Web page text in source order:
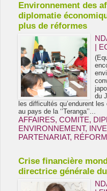
Environnement des
diplomatie
plus de réformes
|
du
les difficultés qu’endurent
au pays de la ‘’Teranga’’...
AFFAIRES, COMITE,
ENVIRONNEMENT,
PARTENARIAT,
Crise financière
directrice générale